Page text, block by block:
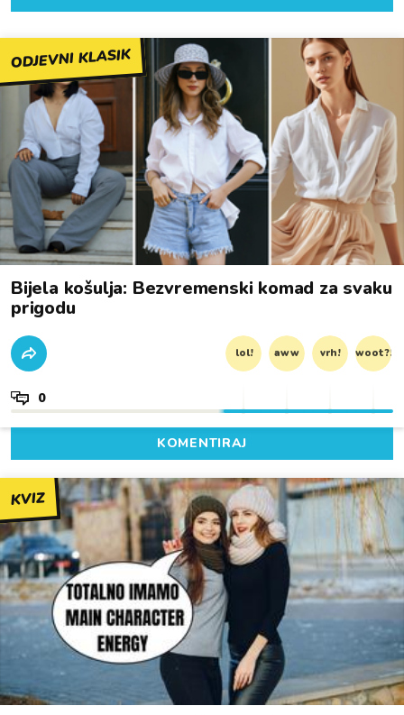
ODJEVNI KLASIK
Bijela košulja: Bezvremenski komad za svaku
prigodu
lol! aww vrh! woot?!
0
KOMENTIRAJ
KVIZ